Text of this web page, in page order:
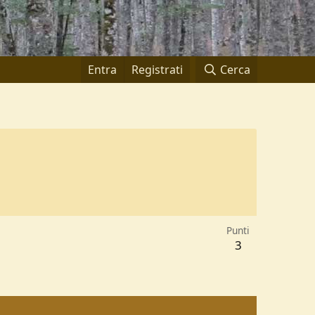
Entra Registrati Cerca
Punti
3